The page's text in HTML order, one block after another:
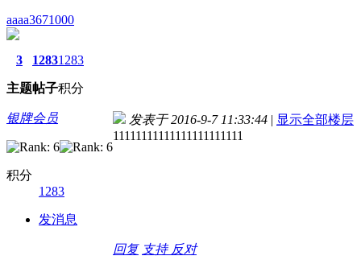
aaaa3671000
3
主题
1283
帖子
1283
积分
银牌会员
积分
1283
发消息
发表于 2016-9-7 11:33:44 | 显示全部楼层
11111111111111111111111
回复 支持 反对